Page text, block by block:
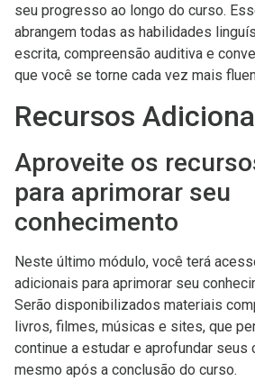
seu progresso ao longo do curso.
abrangem todas as habilidades
escrita, compreensão auditiva e
que você se torne cada vez mais
Recursos
Aproveite os
para aprimorar seu
conhecimento
Neste último módulo, você terá
adicionais para aprimorar seu
Serão disponibilizados materiais
livros, filmes, músicas e sites, que
continue a estudar e aprofundar seus
mesmo após a conclusão do curso.